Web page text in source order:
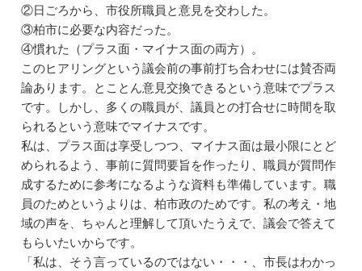
②日ごろから、市役所職員と意見を交わした。
③柏市に必要な内容だった。
④慣れた（プラス面・マイナス面の両方）。
このヒアリングという議会前の事前打ち合わせには賛否両
論あります。とことん意見交換できるという意味でプラス
です。しかし、多くの職員が、議員との打合せに時間を取
られるという意味でマイナスです。
私は、プラス面は享受しつつ、マイナス面は最小限にとど
められるよう、事前に質問要旨を作ったり、職員が質問作
成するために参考になるような資料も準備しています。職
員のためというよりは、柏市政のためです。私の考え・地
域の声を、ちゃんと理解して頂いたうえで、議会で答えて
もらいたいからです。
「私は、そう言っているのではない・・・、市長はわかっ